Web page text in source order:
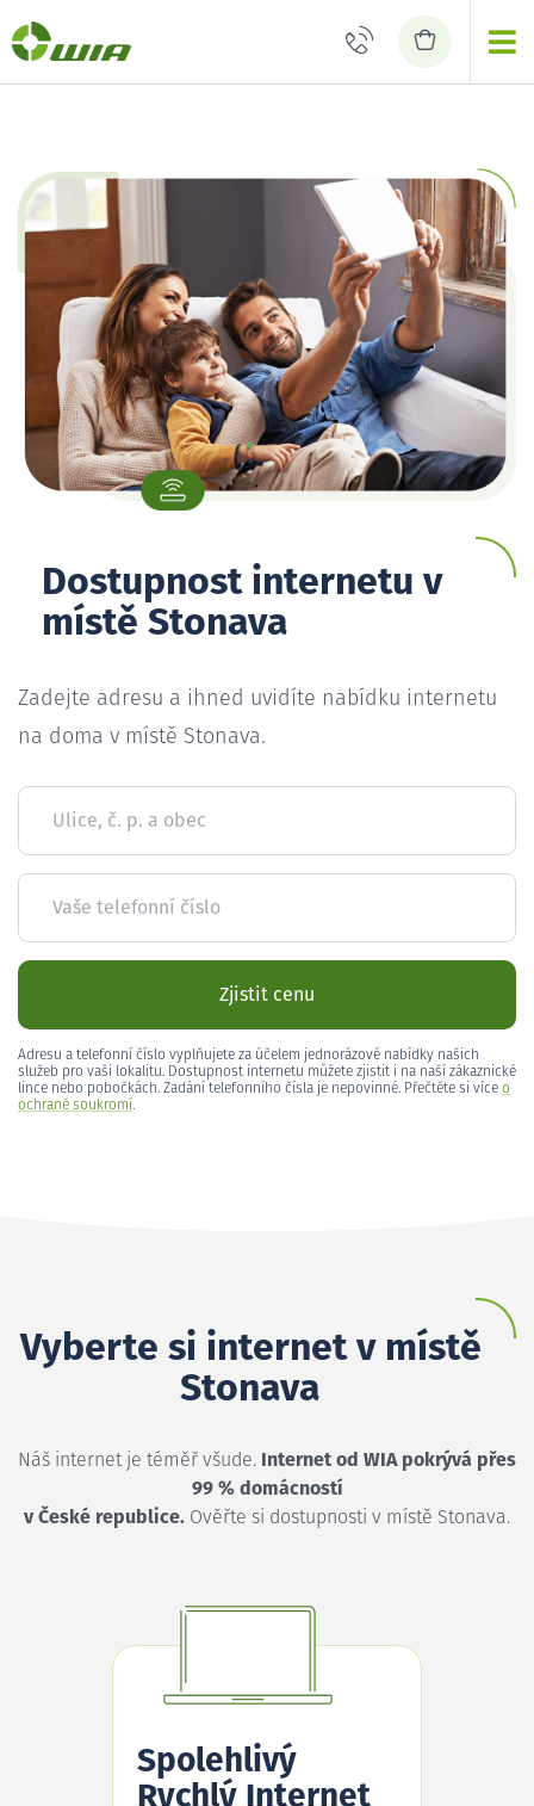
Dostupnost internetu v
místě Stonava
Zadejte adresu a ihned uvidíte nabídku internetu
na doma v místě Stonava.
Ulice, č. p. a obec
Vaše telefonní číslo
Zjistit cenu
Adresu a telefonní číslo vyplňujete za účelem jednorázové nabídky našich
služeb pro vaši lokalitu. Dostupnost internetu můžete zjistit i na naší zákaznické
lince nebo pobočkách. Zadání telefonního čísla je nepovinné. Přečtěte si více o
ochraně soukromí.
Vyberte si internet v místě
Stonava
Náš internet je téměř všude. Internet od WIA pokrývá přes
99 % domácností
v České republice. Ověřte si dostupnosti v místě Stonava.
Spolehlivý
Rychlý Internet